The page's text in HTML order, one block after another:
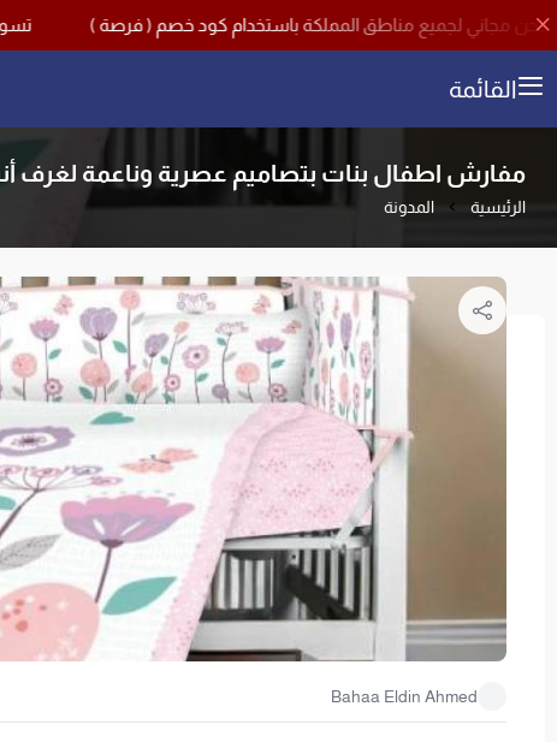
تسوق الآن مع اقوى
القائمة
مفارش اطفال بنات بتصاميم عصرية وناعمة لغرف
الرئيسية المدونة
Bahaa Eldin Ahmed